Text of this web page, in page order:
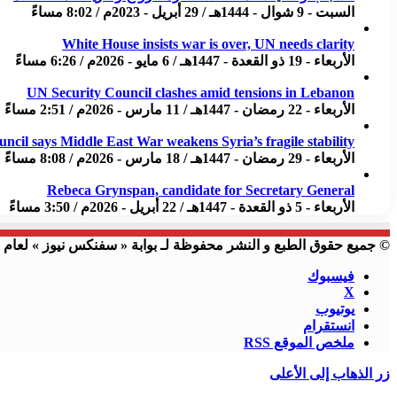
السبت - 9 شوال - 1444هـ / 29 أبريل - 2023م / 8:02 مساءً
White House insists war is over, UN needs clarity
الأربعاء - 19 ذو القعدة - 1447هـ / 6 مايو - 2026م / 6:26 مساءً
UN Security Council clashes amid tensions in Lebanon
الأربعاء - 22 رمضان - 1447هـ / 11 مارس - 2026م / 2:51 مساءً
says Middle East War weakens Syria’s fragile stability
الأربعاء - 29 رمضان - 1447هـ / 18 مارس - 2026م / 8:08 مساءً
Rebeca Grynspan, candidate for Secretary General
الأربعاء - 5 ذو القعدة - 1447هـ / 22 أبريل - 2026م / 3:50 مساءً
© جميع حقوق الطبع و النشر محفوظة لـ بوابة « سفنكس نيوز » لعام 2023 م
فيسبوك
X
يوتيوب
انستقرام
ملخص الموقع RSS
زر الذهاب إلى الأعلى